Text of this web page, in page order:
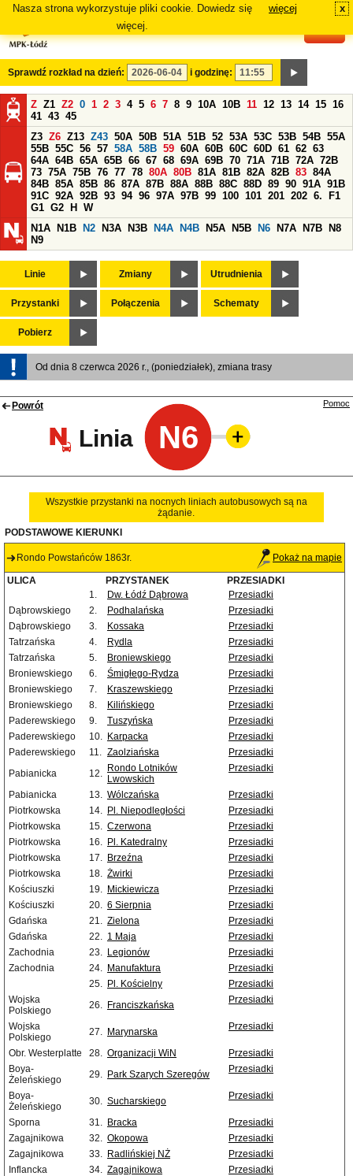
Nasza strona wykorzystuje pliki cookie. Dowiedz się
więcej.
więcej x
Sprawdź rozkład na dzień: i godzinę:
Z Z1 Z2 0 1 2 3 4 5 6 7 8 9 10A 10B 11 12 13 14 15 16
41 43 45
Z3 Z6 Z13 Z43 50A 50B 51A 51B 52 53A 53C 53B 54B 55A
55B 55C 56 57 58A 58B 59 60A 60B 60C 60D 61 62 63
64A 64B 65A 65B 66 67 68 69A 69B 70 71A 71B 72A 72B
73 75A 75B 76 77 78 80A 80B 81A 81B 82A 82B 83 84A
84B 85A 85B 86 87A 87B 88A 88B 88C 88D 89 90 91A 91B
91C 92A 92B 93 94 96 97A 97B 99 100 101 201 202 6.
F1
G1 G2 H
W
N1A
N1B N2 N3A N3B N4A N4B N5A N5B N6 N7A N7B
N8
N9
Linie Zmiany Utrudnienia
Przystanki Połączenia Schematy
Pobierz
Od dnia 8 czerwca 2026 r., (poniedziałek), zmiana trasy
Powrót
Linia N6
Pomoc
Wszystkie przystanki na nocnych liniach autobusowych są na
żądanie.
PODSTAWOWE KIERUNKI
Rondo Powstańców 1863r. Pokaż na mapie
ULICA PRZYSTANEK
PRZESIADKI
1.
Dw. Łódź Dąbrowa
Przesiadki
Dąbrowskiego
2. Podhalańska
Przesiadki
Dąbrowskiego
3. Kossaka
Przesiadki
Tatrzańska
4. Rydla
Przesiadki
Tatrzańska
5. Broniewskiego
Przesiadki
Broniewskiego
6. Śmigłego-Rydza
Przesiadki
Broniewskiego
7. Kraszewskiego
Przesiadki
Broniewskiego
8. Kilińskiego
Przesiadki
Paderewskiego
9. Tuszyńska
Przesiadki
Paderewskiego
10. Karpacka
Przesiadki
Paderewskiego
11. Zaolziańska
Przesiadki
Pabianicka
12. Rondo Lotników
Lwowskich
Przesiadki
Pabianicka 13. Wólczańska
Przesiadki
Piotrkowska
14. Pl. Niepodległości
Przesiadki
Piotrkowska
15. Czerwona
Przesiadki
Piotrkowska
16. Pl. Katedralny
Przesiadki
Piotrkowska
17. Brzeźna
Przesiadki
Piotrkowska
18. Żwirki
Przesiadki
Kościuszki
19. Mickiewicza
Przesiadki
Kościuszki
20. 6 Sierpnia
Przesiadki
Gdańska
21. Zielona
Przesiadki
Gdańska
22. 1 Maja
Przesiadki
Zachodnia
23. Legionów
Przesiadki
Zachodnia
24. Manufaktura
Przesiadki
25. Pl. Kościelny
Przesiadki
Wojska
Polskiego
26. Franciszkańska Przesiadki
Wojska
Polskiego
27. Marynarska Przesiadki
Obr. Westerplatte 28. Organizacji WiN
Przesiadki
Boya-
Żeleńskiego
29. Park Szarych Szeregów Przesiadki
Boya-
Żeleńskiego
30. Sucharskiego Przesiadki
Sporna 31. Bracka
Przesiadki
Zagajnikowa
32. Okopowa
Przesiadki
Zagajnikowa
33. Radlińskiej NŻ
Przesiadki
Inflancka
34. Zagajnikowa
Przesiadki